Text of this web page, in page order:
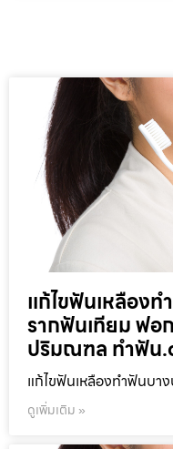
แก้ไขฟันเหลือง
รากฟันเทียม ฟอ
ปริมณฑล ทำฟัน
แก้ไขฟันเหลืองทำฟันบา
ดูเพิ่มเติม »